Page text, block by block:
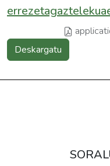
Deskargatu